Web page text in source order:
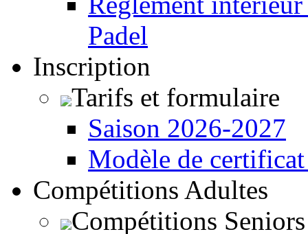
Padel
Inscription
Tarifs et formulaire
Saison 2026-2027
Modèle de
Compétitions Adultes
Compétitions Seniors